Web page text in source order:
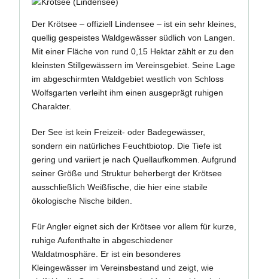
Der Krötsee – offiziell Lindensee – ist ein sehr kleines,
quellig gespeistes Waldgewässer südlich von Langen.
Mit einer Fläche von rund 0,15 Hektar zählt er zu den
kleinsten Stillgewässern im Vereinsgebiet. Seine Lage
im abgeschirmten Waldgebiet westlich von Schloss
Wolfsgarten verleiht ihm einen ausgeprägt ruhigen
Charakter.
Der See ist kein Freizeit- oder Badegewässer,
sondern ein natürliches Feuchtbiotop. Die Tiefe ist
gering und variiert je nach Quellaufkommen. Aufgrund
seiner Größe und Struktur beherbergt der Krötsee
ausschließlich Weißfische, die hier eine stabile
ökologische Nische bilden.
Für Angler eignet sich der Krötsee vor allem für kurze,
ruhige Aufenthalte in abgeschiedener
Waldatmosphäre. Er ist ein besonderes
Kleingewässer im Vereinsbestand und zeigt, wie